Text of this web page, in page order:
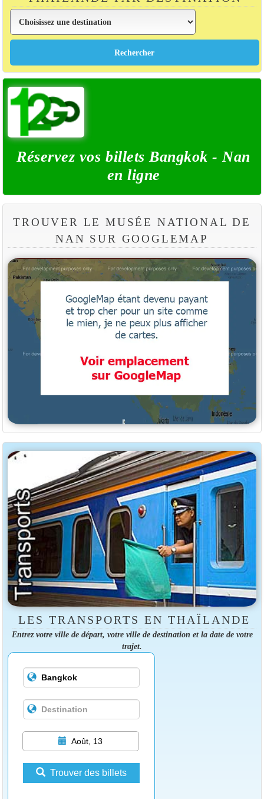
Réservez vos billets Bangkok - Nan
en ligne
TROUVER LE MUSÉE NATIONAL DE
NAN SUR GOOGLEMAP
LES TRANSPORTS EN THAÏLANDE
Entrez votre ville de départ, votre ville de destination et la date de votre
trajet.
Août, 13
Trouver des billets